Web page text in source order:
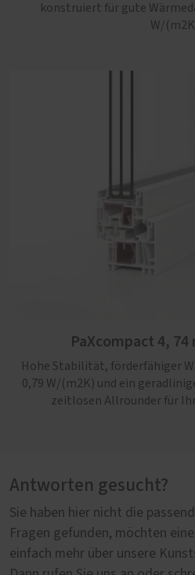
konstruiert für gute
W/
PaXcompact 4,
Hohe Stabilität, förderfähiger
0,79 W/(m2K) und ein
zeitlosen Allrounder für
Antworten gesucht?
Sie haben hier nicht die
Fragen gefunden, möchten
einfach mehr über unsere